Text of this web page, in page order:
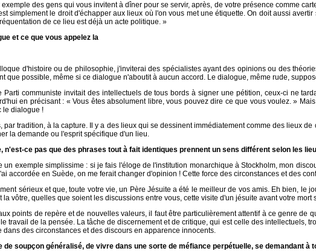
des gens qui vous invitent à dîner pour se servir, après, de votre présence comme
simplement le droit d'échapper aux lieux où l'on vous met une étiquette. On doit aussi
de ce lieu est déjà un acte politique. »
et ce que vous appelez la
d'histoire ou de philosophie, j'inviterai des spécialistes ayant des opinions ou des
que possible, même si ce dialogue n'aboutit à aucun accord. Le dialogue, même rude,
Parti communiste invitait des intellectuels de tous bords à signer une pétition, ceux-ci ne
en précisant : « Vous êtes absolument libre, vous pouvez dire ce que vous voulez. »
le dialogue !
tradition, à la capture. Il y a des lieux qui se dessinent immédiatement comme des lieux
la demande ou l'esprit spécifique d'un lieu.
n'est-ce pas que des phrases tout à fait identiques prennent un sens différent selon les
un exemple simplissime : si je fais l'éloge de l'institution monarchique à Stockholm, mon
accordée en Suède, on me ferait changer d'opinion ! Cette force des circonstances et des
sérieux et que, toute votre vie, un Père Jésuite a été le meilleur de vos amis. Eh bien, le
vôtre, quelles que soient les discussions entre vous, cette visite d'un jésuite avant votre
points de repère et de nouvelles valeurs, il faut être particulièrement attentif à ce genre de
travail de la pensée. La tâche de discernement et de critique, qui est celle des intellectuels,
des circonstances et des discours en apparence innocents.
de soupçon généralisé, de vivre dans une sorte de méfiance perpétuelle, se demandant